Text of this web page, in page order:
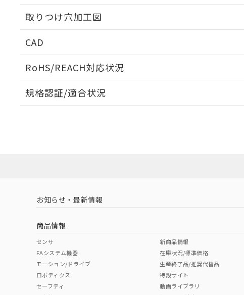
取りつけ穴加工図
CAD
RoHS/REACH対応状況
EU RoHS 注意事項・凡例
中国 RoHS 注意事項・凡例
中国 RoHS表
Pb Hg Cr(VI)
規格認証/適合状況
お知らせ・最新情報
商品情報
センサ
FAシステム機器
モーション/ドライブ
ロボティクス
セーフティ
新商品情報
在庫状況/標準価格
生産終了品/推奨代替品
特設サイト
動画ライブラリ